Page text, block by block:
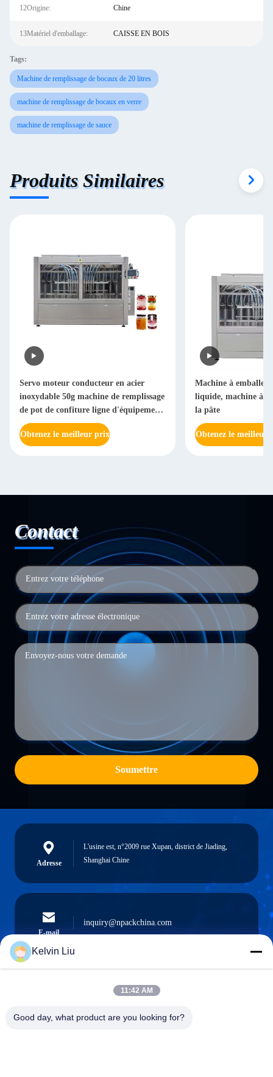
12Origine: Chine
13Matériel d'emballage: CAISSE EN BOIS
Tags:
Machine de remplissage de bocaux de 20 litres
machine de remplissage de bocaux en verre
machine de remplissage de sauce
Produits Similaires
Servo moteur conducteur en acier
inoxydable 50g machine de remplissage
de pot de confiture ligne d'équipement
automatique
Obtenez le meilleur prix
Machine à emballer
liquide, machine à
la pâte
Obtenez le meilleur
Contact
Soumettre
Adresse
L'usine est, n°2009 rue Xupan, district de Jiading,
Shanghai Chine
E-mail
inquiry@npackchina.com
0086-21-66035560
Kelvin Liu
11:42 AM
Good day, what product are you looking for?